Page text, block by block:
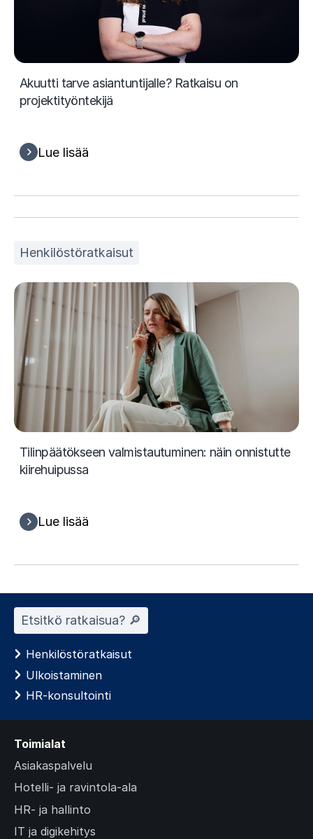
Akuutti tarve asiantuntijalle? Ratkaisu on
projektityöntekijä
Lue lisää
Henkilöstöratkaisut
Tilinpäätökseen valmistautuminen: näin onnistutte
kiirehuipussa
Lue lisää
Etsitkö ratkaisua? 🔎︎
Henkilöstöratkaisut
Ulkoistaminen
HR-konsultointi
Toimialat
Asiakaspalvelu
Hotelli- ja ravintola-ala
HR- ja hallinto
IT ja digikehitys